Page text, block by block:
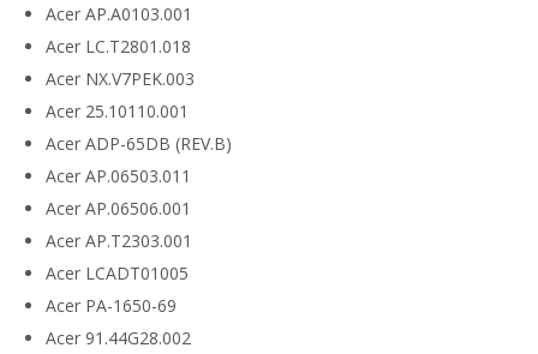
Acer AP.A0103.001
Acer LC.T2801.018
Acer NX.V7PEK.003
Acer 25.10110.001
Acer ADP-65DB (REV.B)
Acer AP.06503.011
Acer AP.06506.001
Acer AP.T2303.001
Acer LCADT01005
Acer PA-1650-69
Acer 91.44G28.002